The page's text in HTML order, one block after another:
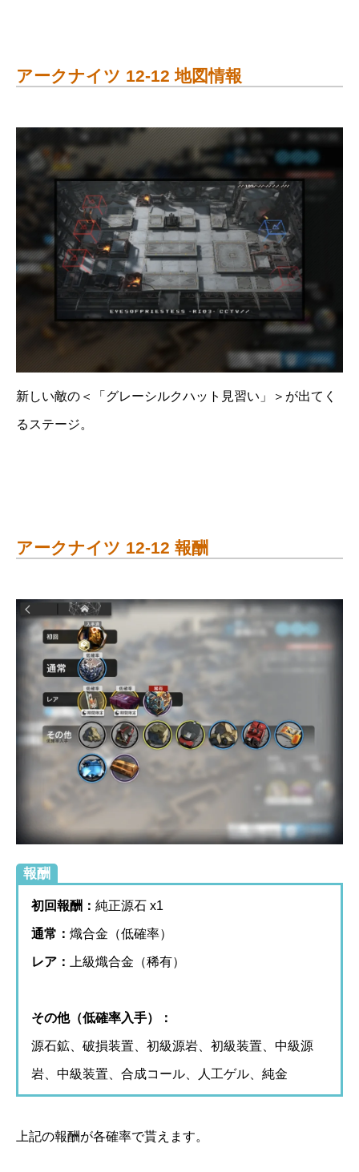
アークナイツ 12-12 地図情報
新しい敵の＜「グレーシルクハット見習い」＞が出てく
るステージ。
アークナイツ 12-12 報酬
報酬
初回報酬： 純正源石 x1
通常： 熾合金（低確率）
レア： 上級熾合金（稀有）
その他（低確率入手）：
源石鉱、破損装置、初級源岩、初級装置、中級源
岩、中級装置、合成コール、人工ゲル、純金
上記の報酬が各確率で貰えます。